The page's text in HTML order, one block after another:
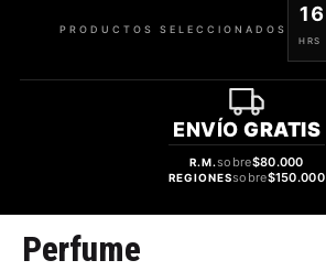
PRODUCTOS SELECCIONADOS
16
HRS
ENVÍO GRATIS
R.M.sobre$80.000
REGIONESsobre$150.000
Perfume